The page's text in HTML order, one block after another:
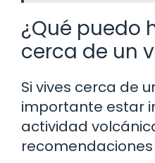
¿Qué puedo
cerca de un
Si vives cerca de
importante estar
actividad